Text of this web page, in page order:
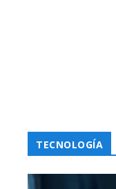
TECNOLOGÍA